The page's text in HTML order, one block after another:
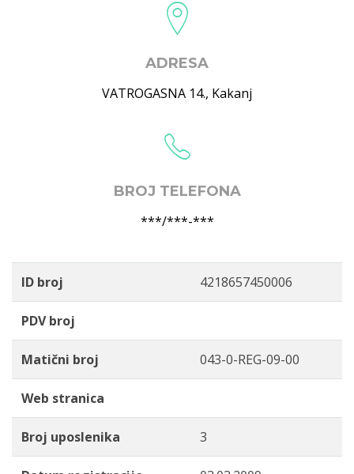
ADRESA
VATROGASNA 14., Kakanj
BROJ TELEFONA
***/***-***
ID broj 4218657450006
PDV broj
Matični broj 043-0-REG-09-00
Web stranica
Broj uposlenika 3